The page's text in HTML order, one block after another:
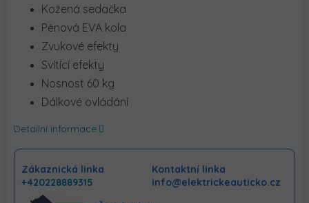
Kožená sedačka
Pěnová EVA kola
Zvukové efekty
Svítící efekty
Nosnost 60 kg
Dálkové ovládání
Detailní informace
Zákaznická linka
+420228889315
Kontaktní linka
info@elektrickeauticko.cz